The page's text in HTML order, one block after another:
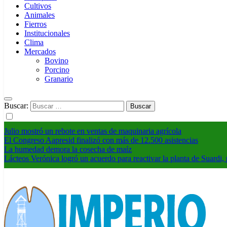
Cultivos
Animales
Fierros
Institucionales
Clima
Mercados
Bovino
Porcino
Granario
Buscar:
Julio mostró un rebote en ventas de maquinaria agrícola
El Congreso Aapresid finalizó con más de 12.500 asistencias
La humedad demora la cosecha de maíz
Lácteos Verónica logró un acuerdo para reactivar la planta de